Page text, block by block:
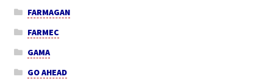
FARMAGAN
FARMEC
GAMA
GO AHEAD